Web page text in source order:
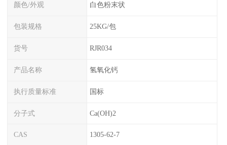
颜色/外观 白色粉末状
包装规格 25KG/包
货号 RJR034
产品名称 氢氧化钙
执行质量标准 国标
分子式 Ca(OH)2
CAS 1305-62-7